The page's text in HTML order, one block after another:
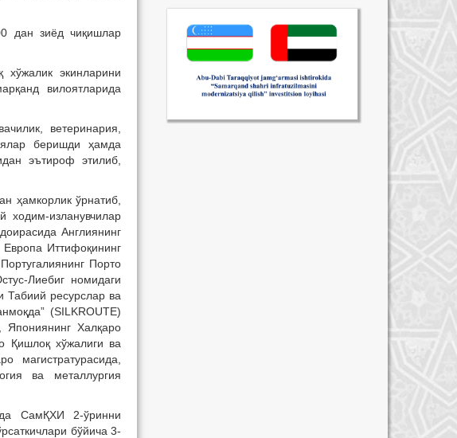
дан зиёд чиқишлар
хўжалик экинларини
вилоятларида
ветеринария,
беришди ҳамда
эътироф этилиб,
ҳамкорлик ўрнатиб,
ходим-изланувчилар
Англиянинг
Иттифоқининг
Порто
Лиебиг номидаги
Табиий ресурслар ва
(SILKROUTE)
Япониянинг Халқаро
Қишлоқ хўжалиги ва
магистратурасида,
ва металлургия
СамҚХИ 2-ўринни
бўйича 3-